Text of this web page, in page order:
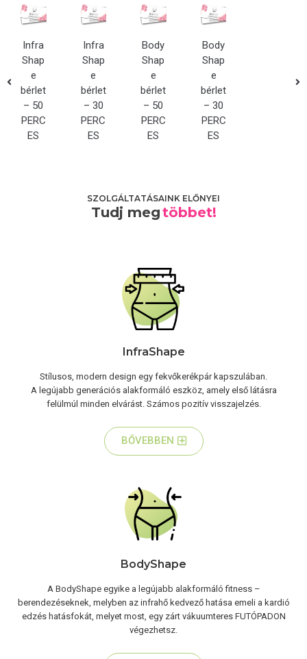
Infra
Shap
e
bérlet
– 50
PERC
ES
Infra
Shap
e
bérlet
– 30
PERC
ES
Body
Shap
e
bérlet
– 50
PERC
ES
Body
Shap
e
bérlet
– 30
PERC
ES
SZOLGÁLTATÁSAINK ELŐNYEI
Tudj megtöbbet!
InfraShape
Stílusos, modern design egy fekvőkerékpár kapszulában.
A legújabb generációs alakformáló eszköz, amely első látásra
felülmúl minden elvárást. Számos pozitív visszajelzés.
BŐVEBBEN
BodyShape
A BodyShape egyike a legújabb alakformáló fitness –
berendezéseknek, melyben az infrahő kedvező hatása emeli a kardió
edzés hatásfokát, melyet most, egy zárt vákuumteres FUTÓPADON
végezhetsz.